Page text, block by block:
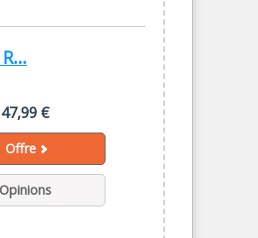
47,99 €
Offre
Opinions